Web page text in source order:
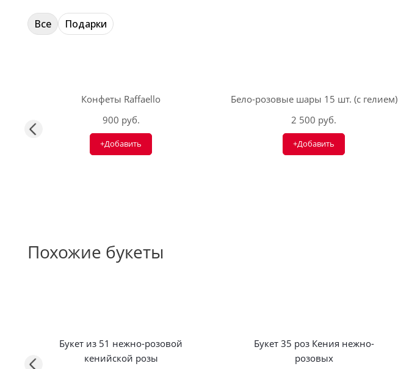
Все Подарки
Конфеты Raffaello
900 руб.
+Добавить
Бело-розовые шары 15 шт. (с гелием)
2 500 руб.
+Добавить
Похожие букеты
Букет из 51 нежно-розовой
кенийской розы
Букет 35 роз Кения нежно-
розовых